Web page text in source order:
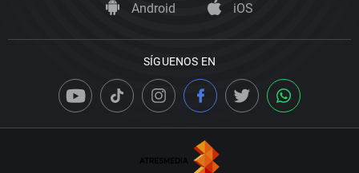
Android iOS
SÍGUENOS EN